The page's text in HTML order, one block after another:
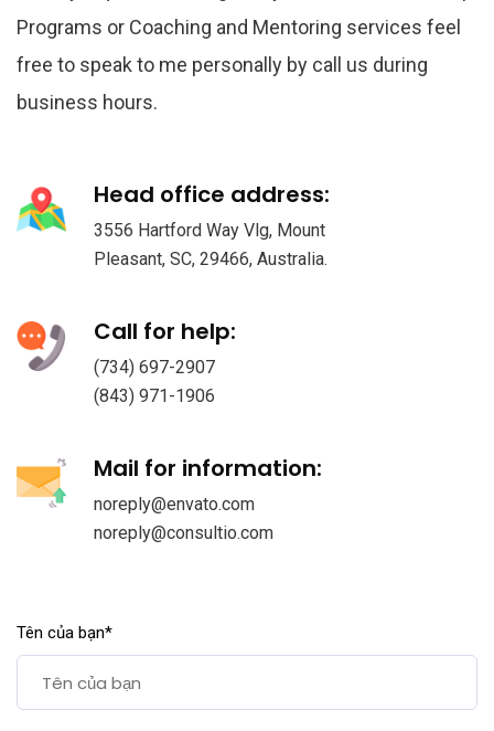
Programs or Coaching and Mentoring services feel
free to speak to me personally by call us during
business hours.
Head office address:
3556 Hartford Way Vlg, Mount
Pleasant, SC, 29466, Australia.
Call for help:
(734) 697-2907
(843) 971-1906
Mail for information:
noreply@envato.com
noreply@consultio.com
Tên của bạn*